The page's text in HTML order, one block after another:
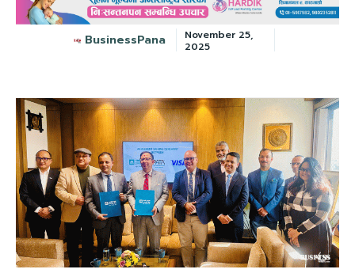
BusinessPana
November 25,
2025